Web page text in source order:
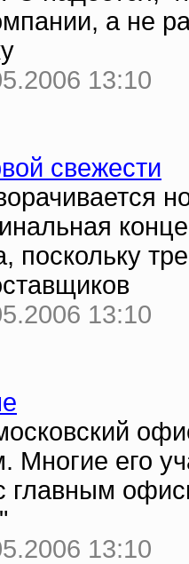
а не
13:10
свежести
поскольку
13:10
Многие его
главным
13:10